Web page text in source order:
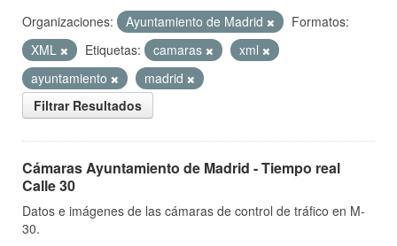
Organizaciones: Ayuntamiento de Madrid
Formatos:
XML
Etiquetas: camaras
xml
ayuntamiento
madrid
Filtrar Resultados
Cámaras Ayuntamiento de Madrid - Tiempo real
Calle 30
Datos e imágenes de las cámaras de control de tráfico en M-
30.